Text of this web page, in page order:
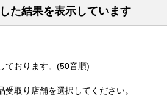
た結果を表示しています
ております。(50音順)
取り店舗を選択してください。